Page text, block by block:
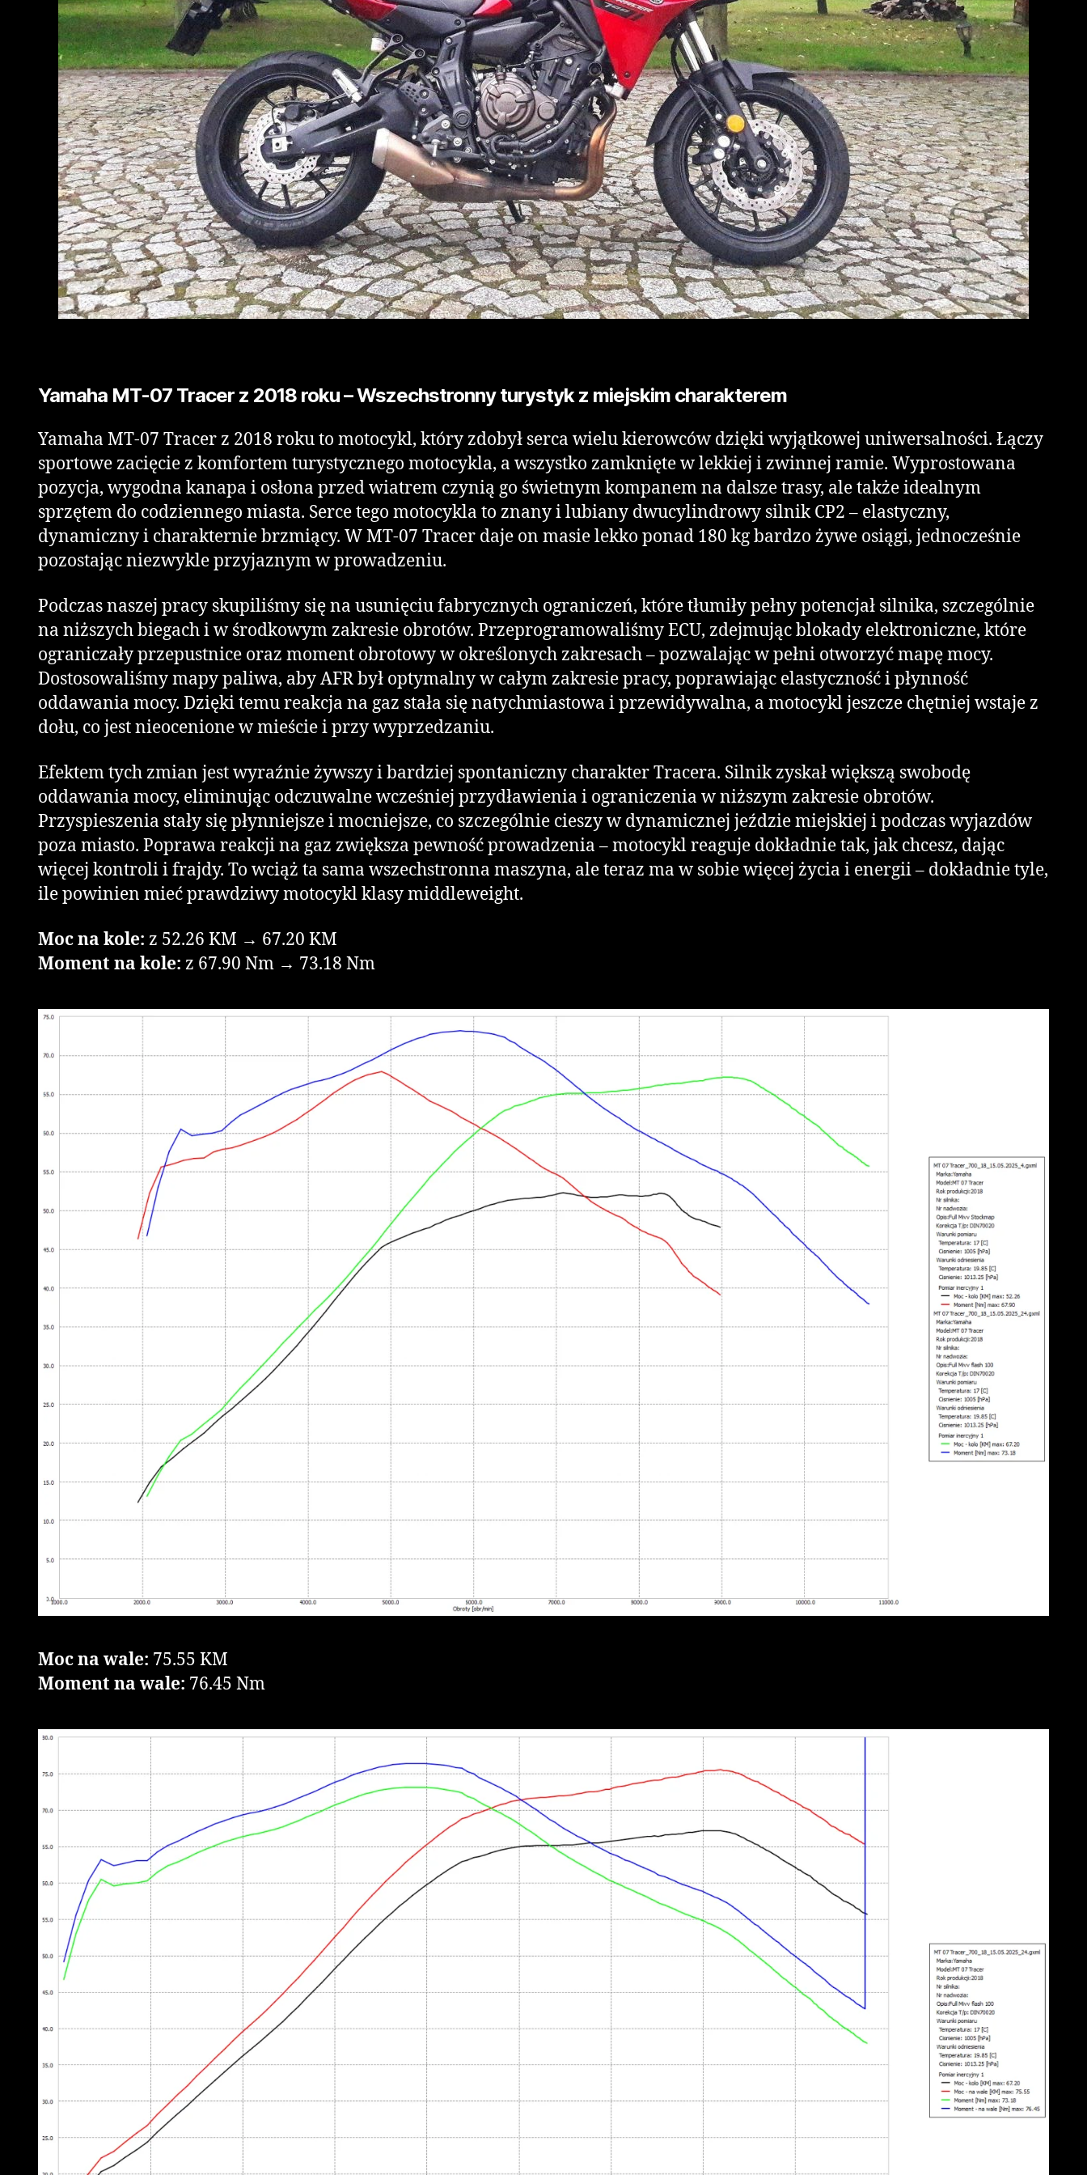
Yamaha MT-07 Tracer z 2018 roku – Wszechstronny turystyk z miejskim charakterem
Yamaha MT-07 Tracer z 2018 roku to motocykl, który zdobył serca wielu kierowców dzięki wyjątkowej uniwersalności. Łączy
sportowe zacięcie z komfortem turystycznego motocykla, a wszystko zamknięte w lekkiej i zwinnej ramie. Wyprostowana
pozycja, wygodna kanapa i osłona przed wiatrem czynią go świetnym kompanem na dalsze trasy, ale także idealnym
sprzętem do codziennego miasta. Serce tego motocykla to znany i lubiany dwucylindrowy silnik CP2 – elastyczny,
dynamiczny i charakternie brzmiący. W MT-07 Tracer daje on masie lekko ponad 180 kg bardzo żywe osiągi, jednocześnie
pozostając niezwykle przyjaznym w prowadzeniu.
Podczas naszej pracy skupiliśmy się na usunięciu fabrycznych ograniczeń, które tłumiły pełny potencjał silnika, szczególnie
na niższych biegach i w środkowym zakresie obrotów. Przeprogramowaliśmy ECU, zdejmując blokady elektroniczne, które
ograniczały przepustnice oraz moment obrotowy w określonych zakresach – pozwalając w pełni otworzyć mapę mocy.
Dostosowaliśmy mapy paliwa, aby AFR był optymalny w całym zakresie pracy, poprawiając elastyczność i płynność
oddawania mocy. Dzięki temu reakcja na gaz stała się natychmiastowa i przewidywalna, a motocykl jeszcze chętniej wstaje z
dołu, co jest nieocenione w mieście i przy wyprzedzaniu.
Efektem tych zmian jest wyraźnie żywszy i bardziej spontaniczny charakter Tracera. Silnik zyskał większą swobodę
oddawania mocy, eliminując odczuwalne wcześniej przydławienia i ograniczenia w niższym zakresie obrotów.
Przyspieszenia stały się płynniejsze i mocniejsze, co szczególnie cieszy w dynamicznej jeździe miejskiej i podczas wyjazdów
poza miasto. Poprawa reakcji na gaz zwiększa pewność prowadzenia – motocykl reaguje dokładnie tak, jak chcesz, dając
więcej kontroli i frajdy. To wciąż ta sama wszechstronna maszyna, ale teraz ma w sobie więcej życia i energii – dokładnie tyle,
ile powinien mieć prawdziwy motocykl klasy middleweight.
Moc na kole: z 52.26 KM → 67.20 KM
Moment na kole: z 67.90 Nm → 73.18 Nm
Moc na wale: 75.55 KM
Moment na wale: 76.45 Nm